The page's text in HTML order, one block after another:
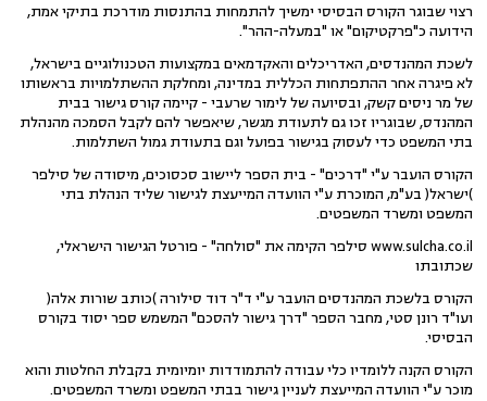
רצוי שבוגר הקורס הבסיסי ימשיך להתמחות בהתנסות מודרכת בתיקי אמת,
הידועה כ"פרקטיקום" או "במעלה-ההר".
לשכת המהנדסים, האדריכלים והאקדמאים במקצועות הטכנולוגיים בישראל,
לא פיגרה אחר ההתפתחות הכללית במדינה, ומחלקת ההשתלמויות בראשותו
של מר ניסים קשק, ובסיועה של לימור שרעבי - קיימה קורס גישור בבית
המהנדס, שבוגריו זכו גם לתעודת מגשר, שיאפשר להם לקבל הסמכה מהנהלת
בתי המשפט כדי לעסוק בגישור בפועל וגם בתעודת גמול השתלמות.
הקורס הועבר ע"י "דרכים" - בית הספר ליישוב סכסוכים, מיסודה של סילפר
)ישראל( בע"מ, המוכרת ע"י הוועדה המייעצת לגישור שליד הנהלת בתי
המשפט ומשרד המשפטים.
www.sulcha.co.il סילפר הקימה את "סולחה" - פורטל הגישור הישראלי,
שכתובתו
הקורס בלשכת המהנדסים הועבר ע"י ד"ר דוד סילורה )כותב שורות אלה(
ועו"ד רונן סטי, מחבר הספר "דרך גישור להסכם" המשמש ספר יסוד בקורס
הבסיסי.
הקורס הקנה ללומדיו כלי עבודה להתמודדות יומיומית בקבלת החלטות והוא
מוכר ע"י הוועדה המייעצת לעניין גישור בבתי המשפט ומשרד המשפטים.